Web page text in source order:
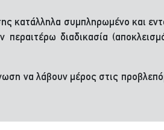
κατάλληλα συμπληρωμένο και
περαιτέρω διαδικασία
να λάβουν μέρος στις